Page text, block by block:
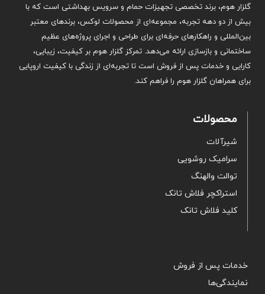
گلزار هوم، برند تخصصی تجهیزات حمام و سرویس بهداشتی است که با
بیش از دو دهه تجربه، مجموعه‌ای از محصولات لوکس، برندهای معتبر
بین‌المللی و راهکارهای حرفه‌ای برای طراحی و اجرای پروژه‌های عظیم
ساختمانی و بازسازی ارائه می‌دهد. تمرکز گلزار هوم بر کیفیت، زیبایی،
کارایی و خدمات پس از فروش است تا تجربه‌ای از زندگی با کیفیت اروپایی
برای همراهان گلزار هوم را فراهم کند.
خدمات پس از فروش
نمایندگی‌ها
محصولات
شیرآلات
سرامیک روشویی
توالت والهنگ
استراکچر فلاش تانک
کلید فلاش تانک